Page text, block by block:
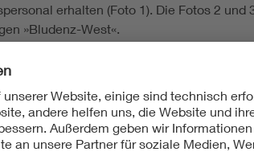
erhalten (Foto 1). Die Fotos 2
»Bludenz-West«.
Energy; Energie;
Westfälisches Elektrizitätswerk
Elektrizitätswerke;